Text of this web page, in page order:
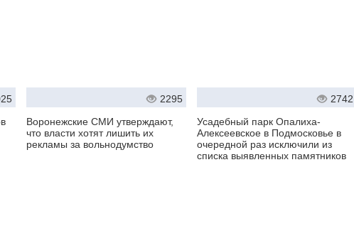
2295
Воронежские СМИ утверждают,
что власти хотят лишить их
рекламы за вольнодумство
2742
Усадебный парк Опалиха-
Алексеевское в Подмосковье в
очередной раз исключили из
списка выявленных памятников